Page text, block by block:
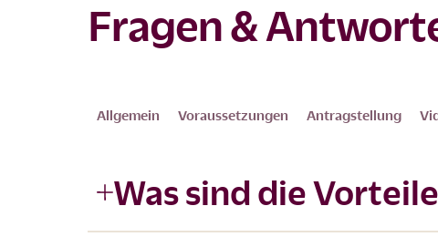
Fragen &
Allgemein Voraussetzungen Antragstellung
Was sind die